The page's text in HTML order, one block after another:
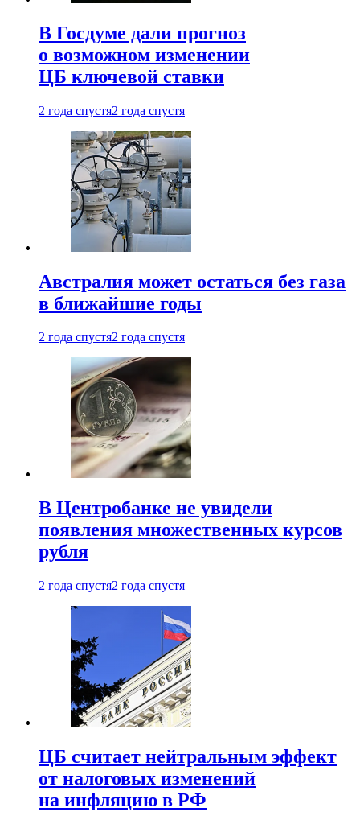
В Госдуме дали прогноз
о возможном изменении
ЦБ ключевой ставки
2 года спустя2 года спустя
Австралия может остаться без газа
в ближайшие годы
2 года спустя2 года спустя
В Центробанке не увидели
появления множественных курсов
рубля
2 года спустя2 года спустя
ЦБ считает нейтральным эффект
от налоговых изменений
на инфляцию в РФ